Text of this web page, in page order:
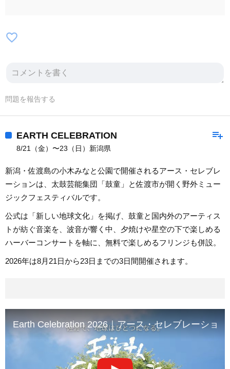
favorite_border
問題を報告する
playlist_add
EARTH CELEBRATION
8/21（金）〜23（日）新潟県
新潟・佐渡島の小木みなと公園で開催されるアース・セレブレ
ーションは、太鼓芸能集団「鼓童」と佐渡市が開く野外ミュー
ジックフェスティバルです。
公式は「新しい地球文化」を掲げ、鼓童と国内外のアーティス
トが紡ぐ音楽を、波音が響く中、夕焼けや星空の下で楽しめる
ハーバーコンサートを軸に、無料で楽しめるフリンジも併設。
2026年は8月21日から23日までの3日間開催されます。
Earth Celebration 2026｜アース・セレブレーショ